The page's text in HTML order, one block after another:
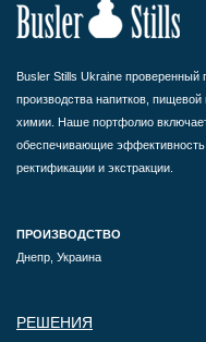
Busler Stills Ukraine проверенный
производства напитков,
химии. Наше портфолио
обеспечивающие эффективность
ректификации и экстракции.
ПРОИЗВОДСТВО
Днепр, Украина
РЕШЕНИЯ